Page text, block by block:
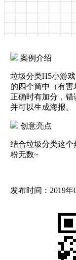
案例介绍
垃圾分类H5小游
的四个筒中（有害
正确时有加分，错
并可以生成海报。
创意亮点
结合垃圾分类这个
粉无数~
发布时间：2019年